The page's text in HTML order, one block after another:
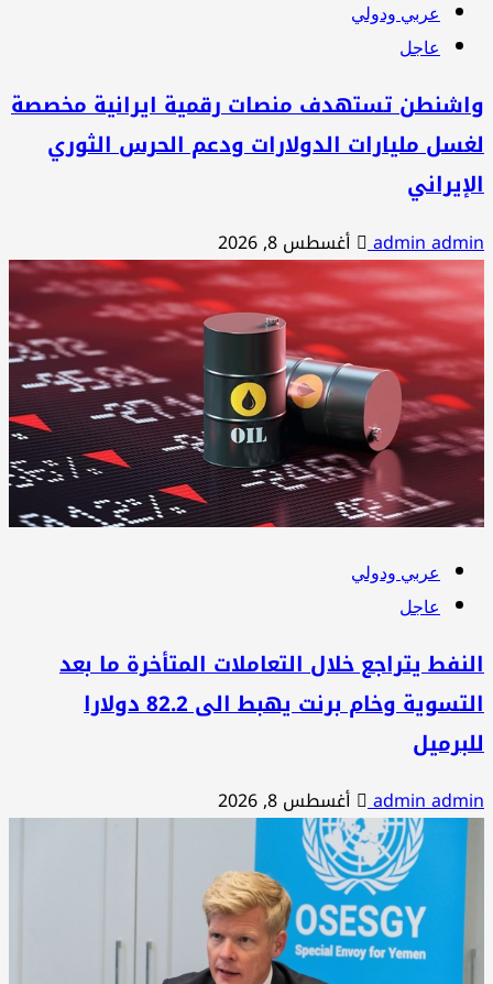
عربي ودولي
عاجل
تستهدف منصات رقمية ايرانية مخصصة
مليارات الدولارات ودعم الحرس الثوري
admin أغسطس 8, 2026
عربي ودولي
عاجل
يتراجع خلال التعاملات المتأخرة ما بعد
التسوية وخام برنت يهبط الى 82.2 دولارا
admin أغسطس 8, 2026